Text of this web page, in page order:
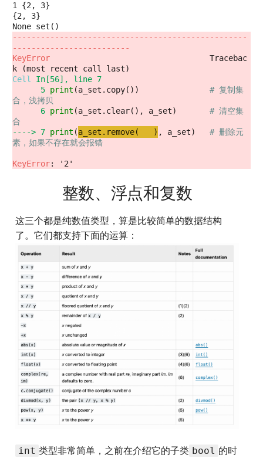
1 {2, 3}
{2, 3}
--------------------------------------------------
-------------------------
KeyError
                                  Tracebac
Cell
In[56] , line 7
      5
print (a_set.copy()) # 复制集
合，浅拷贝
      6
print (a_set.clear(), a_set) # 清空集
合
----> 7 print (a_set . remove( ) , a_set) # 删除元
素，如果不存在就会报错
KeyError: '2'
整数、浮点和复数
这三个都是纯数值类型，算是比较简单的数据结构
了。它们都支持下面的运算：
int 类型非常简单，之前在介绍它的子类 bool 的时